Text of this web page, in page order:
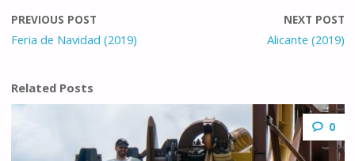
PREVIOUS POST
Feria de Navidad (2019)
NEXT POST
Alicante (2019)
Related Posts
0